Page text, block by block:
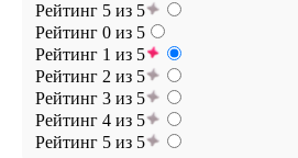
Рейтинг 5 из 5
Рейтинг 0 из 5
Рейтинг 1 из 5
Рейтинг 2 из 5
Рейтинг 3 из 5
Рейтинг 4 из 5
Рейтинг 5 из 5